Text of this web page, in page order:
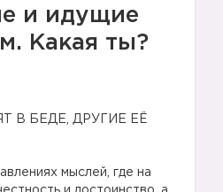
и идущие
Какая ты?
В БЕДЕ, ДРУГИЕ ЕЁ
мыслей, где на